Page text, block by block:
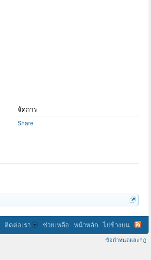
จัดการ
Share
ติดต่อเรา ช่วยเหลือ หน้าหลัก ไปข้างบน
ข้อกำหนดและกฎ